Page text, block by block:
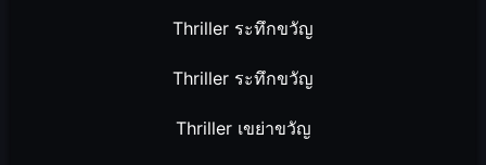
Thriller ระทึกขวัญ
Thriller ระทึกขวัญ
Thriller เขย่าขวัญ